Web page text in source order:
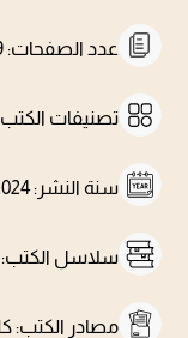
عدد الصفحات:
تصنيفات الكتب
سنة النشر:
سلاسل الكتب
مصادر الكتب: